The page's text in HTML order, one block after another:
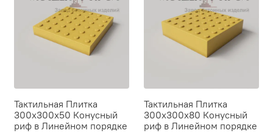
Тактильная Плитка
300х300х50 Конусный
риф в Линейном порядке
Тактильная Плитка
300х300х80 Конусный
риф в Линейном порядке